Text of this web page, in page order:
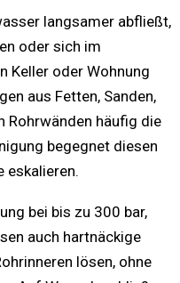
langsamer abfließt,
oder sich im
Keller oder Wohnung
aus Fetten, Sanden,
Rohrwänden häufig die
begegnet diesen
eskalieren.
bei bis zu 300 bar,
auch hartnäckige
lösen, ohne